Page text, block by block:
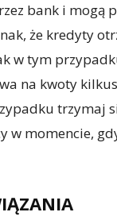
bank i mogą
że kredyty
w tym
na kwoty
trzymaj
w momencie,